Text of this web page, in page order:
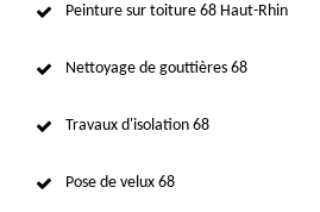
Peinture sur toiture 68 Haut-Rhin
Nettoyage de gouttières 68
Travaux d'isolation 68
Pose de velux 68